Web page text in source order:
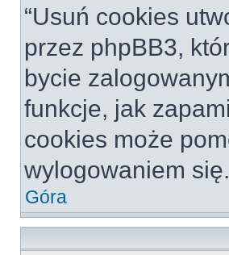
“Usuń cookies
przez phpBB3,
bycie
funkcje, jak
cookies może
wylogowaniem się.
Góra